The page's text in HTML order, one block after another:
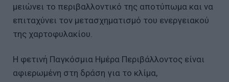
μειώνει το περιβαλλοντικό της αποτύπωμα και να
επιταχύνει τον μετασχηματισμό του ενεργειακού
της χαρτοφυλακίου.
Η φετινή Παγκόσμια Ημέρα Περιβάλλοντος είναι
αφιερωμένη στη δράση για το κλίμα,